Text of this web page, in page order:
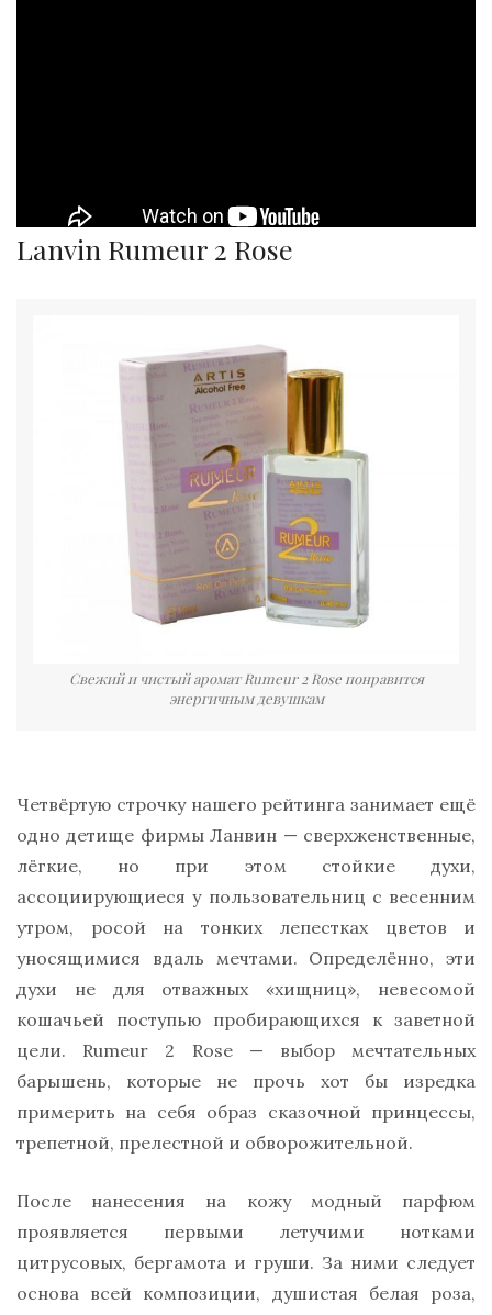
Lanvin Rumeur 2 Rose
Свежий и чистый аромат Rumeur 2 Rose понравится
энергичным девушкам
Четвёртую строчку нашего рейтинга занимает ещё
одно детище фирмы Ланвин — сверхженственные,
лёгкие, но при этом стойкие духи,
ассоциирующиеся у пользовательниц с весенним
утром, росой на тонких лепестках цветов и
уносящимися вдаль мечтами. Определённо, эти
духи не для отважных «хищниц», невесомой
кошачьей поступью пробирающихся к заветной
цели. Rumeur 2 Rose — выбор мечтательных
барышень, которые не прочь хот бы изредка
примерить на себя образ сказочной принцессы,
трепетной, прелестной и обворожительной.
После нанесения на кожу модный парфюм
проявляется первыми летучими нотками
цитрусовых, бергамота и груши. За ними следует
основа всей композиции, душистая белая роза,